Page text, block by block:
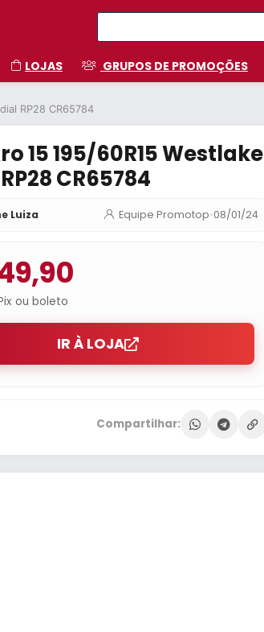
LOJAS GRUPOS DE PROMOÇÕES
RP28 CR65784
15 195/60R15 Westlake
CR65784
Luiza Equipe Promotop•08/01/24
ou boleto
IR À LOJA
Compartilhar: